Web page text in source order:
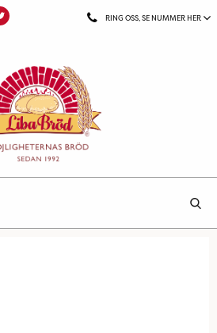
RING OSS, SE NUMMER HER